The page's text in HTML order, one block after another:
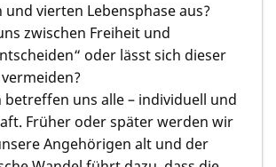
vierten Lebensphase aus?
zwischen Freiheit und
oder lässt sich dieser
betreffen uns alle – individuell und
Früher oder später werden wir
Angehörigen alt und der